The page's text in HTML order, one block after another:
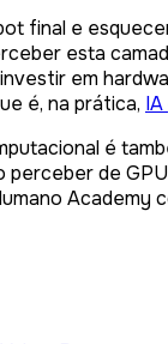
final e
esta
em
é, na prática,
é
de
Academy